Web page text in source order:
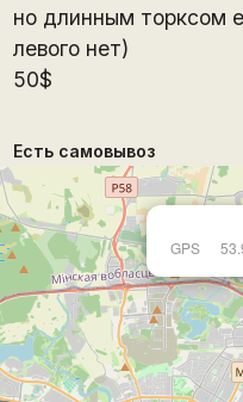
но длинным торксом
левого нет)
50$
Есть самовывоз
GPS